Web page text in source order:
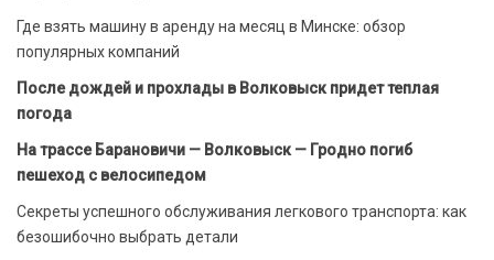
Где взять машину в аренду на месяц в Минске: обзор
популярных компаний
После дождей и прохлады в Волковыск придет теплая
погода
На трассе Барановичи — Волковыск — Гродно погиб
пешеход с велосипедом
Секреты успешного обслуживания легкового транспорта: как
безошибочно выбрать детали